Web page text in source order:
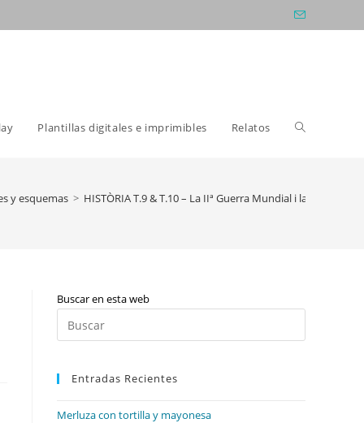
Plantillas digitales e imprimibles Relatos Alternar
la
y esquemas > HISTÒRIA T.9 & T.10 – La IIª Guerra Mundial i la Guerra
Buscar en esta web
Escape
Entradas Recientes
Merluza con tortilla y mayonesa